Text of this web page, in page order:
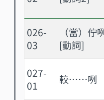
026-
03
（當）佇
[動詞]
027-
01
較……咧